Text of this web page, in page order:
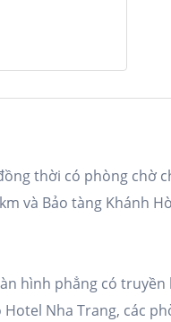
thời có phòng chờ
và Bảo tàng Khánh
hình phẳng có
Nha Trang, các